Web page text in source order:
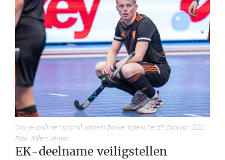
Oranje-zaalinternational Jochem Bakker tijdens het EK Zaal van 2022.
Foto: Willem Vernes
EK-deelname veiligstellen